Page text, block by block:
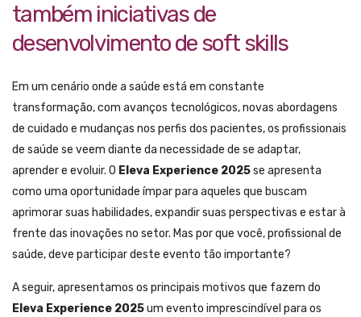
também iniciativas de
desenvolvimento de soft skills
Em um cenário onde a saúde está em constante
transformação, com avanços tecnológicos, novas abordagens
de cuidado e mudanças nos perfis dos pacientes, os profissionais
de saúde se veem diante da necessidade de se adaptar,
aprender e evoluir. O Eleva Experience 2025se apresenta
como uma oportunidade ímpar para aqueles que buscam
aprimorar suas habilidades, expandir suas perspectivas e estar à
frente das inovações no setor. Mas por que você, profissional de
saúde, deve participar deste evento tão importante?
A seguir, apresentamos os principais motivos que fazem do
Eleva Experience 2025um evento imprescindível para os